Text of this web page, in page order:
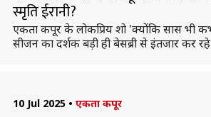
स्मृति ईरानी?
एकता कपूर के लोकप्रिय शो 'क्योंकि सास भी
सीजन का दर्शक बड़ी ही बेसब्री से इंतजार कर
10 Jul 2025 • एकता कपूर